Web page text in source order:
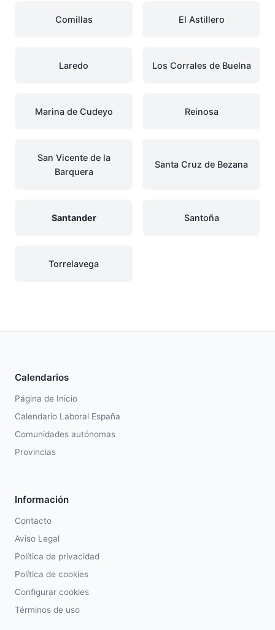
Comillas El Astillero
Laredo Los Corrales de Buelna
Marina de Cudeyo Reinosa
San Vicente de la
Barquera
Santa Cruz de Bezana
Santander Santoña
Torrelavega
Calendarios
Página de Inicio
Calendario Laboral España
Comunidades autónomas
Provincias
Información
Contacto
Aviso Legal
Política de privacidad
Política de cookies
Configurar cookies
Términos de uso